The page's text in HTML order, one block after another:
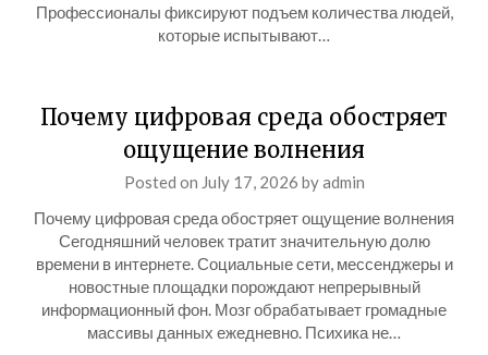
Профессионалы фиксируют подъем количества людей,
которые испытывают…
Почему цифровая среда обостряет
ощущение волнения
Posted on July 17, 2026 byadmin
Почему цифровая среда обостряет ощущение волнения
Сегодняшний человек тратит значительную долю
времени в интернете. Социальные сети, мессенджеры и
новостные площадки порождают непрерывный
информационный фон. Мозг обрабатывает громадные
массивы данных ежедневно. Психика не…